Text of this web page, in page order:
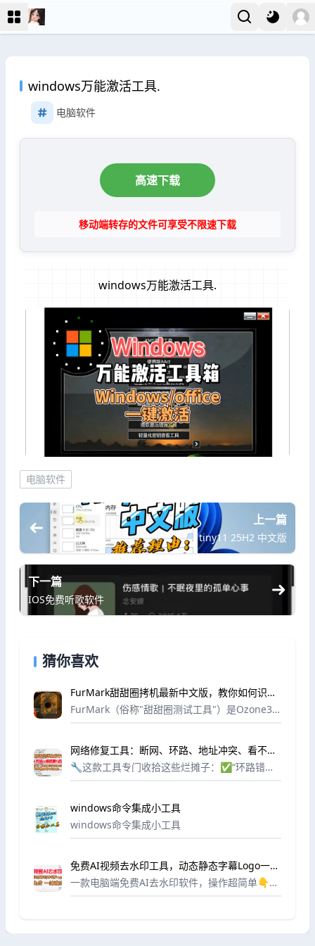
windows万能激活工具.
电脑软件
高速下载
移动端转存的文件可享受不限速下载
windows万能激活工具.
电脑软件
上一篇
tiny11 25H2 中文版
下一篇
IOS免费听歌软件
猜你喜欢
FurMark甜甜圈拷机最新中文版，教你如何识别
显卡暗病教程
FurMark（俗称"甜甜圈测试工具"）是Ozone3D
复杂的3D毛发特效场景，能够快速将...
网络修复工具：断网、环路、地址冲突、看不到
主机……一个工具全帮你搞定
🔧这款工具专门收拾这些烂摊子：✅“环路错误”
享看不到主机”修复：恢复SMB服务与计算机...
windows命令集成小工具
windows命令集成小工具
免费AI视频去水印工具，动态静态字幕Logo一键
无痕消除，自媒体人必备
一款电脑端免费AI去水印软件，操作超简单👇✅